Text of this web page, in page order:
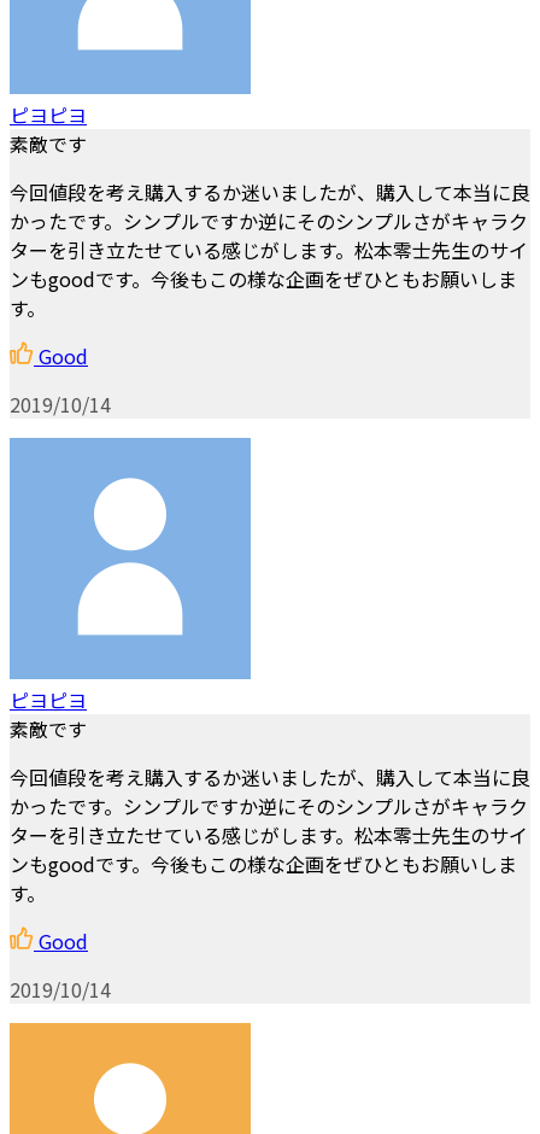
ピヨピヨ
素敵です
今回値段を考え購入するか迷いましたが、購入して本当に良
かったです。シンプルですか逆にそのシンプルさがキャラク
ターを引き立たせている感じがします。松本零士先生のサイ
ンもgoodです。今後もこの様な企画をぜひともお願いしま
す。
Good
2019/10/14
ピヨピヨ
素敵です
今回値段を考え購入するか迷いましたが、購入して本当に良
かったです。シンプルですか逆にそのシンプルさがキャラク
ターを引き立たせている感じがします。松本零士先生のサイ
ンもgoodです。今後もこの様な企画をぜひともお願いしま
す。
Good
2019/10/14